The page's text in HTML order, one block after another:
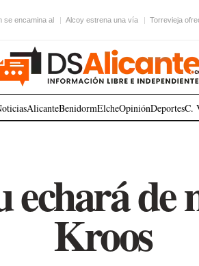
se encamina al Alcoy estrena una vía Torrevieja
AlicanteBenidormElcheOpiniónDeportesC.
de
Kroos